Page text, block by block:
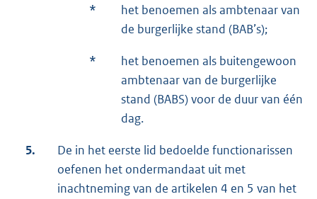
*
het benoemen als ambtenaar van
de burgerlijke stand (BAB’s);
*
het benoemen als buitengewoon
ambtenaar van de burgerlijke
stand (BABS) voor de duur van één
dag.
5.
De in het eerste lid bedoelde functionarissen
oefenen het ondermandaat uit met
inachtneming van de artikelen 4 en 5 van het